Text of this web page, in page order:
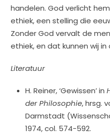
handelen. God verlicht
ethiek, een stelling die
Zonder God vervalt de
ethiek, en dat kunnen wij
Literatuur
H. Reiner, ‘Gewissen’ in
der Philosophie, hrsg.
Darmstadt
1974, col. 574-592.